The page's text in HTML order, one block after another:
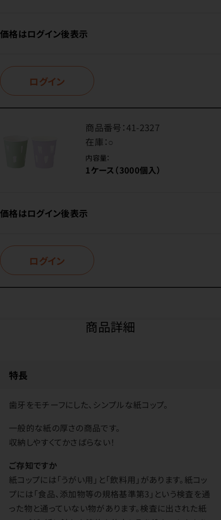
価格はログイン後表示
ログイン
商品番号：41-2327
在庫：○
内容量：
1ケース（3000個入）
価格はログイン後表示
ログイン
商品詳細
特長
歯牙をモチーフにした、シンプルな紙コップ。
一般的な紙の厚さの商品です。
収納しやすくてかさばらない！
ご存知ですか
紙コップには「うがい用」と「飲料用」があります。紙コッ
プには「食品、添加物等の規格基準第3」という検査を通
った物と通っていない物があります。検査に出された紙